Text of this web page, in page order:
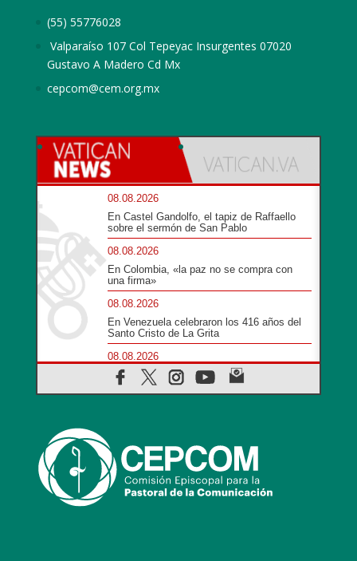
(55) 55776028
Valparaíso 107 Col Tepeyac Insurgentes 07020
Gustavo A Madero Cd Mx
cepcom@cem.org.mx
08.08.2026
En Castel Gandolfo, el tapiz de Raffaello
sobre el sermón de San Pablo
08.08.2026
En Colombia, «la paz no se compra con
una firma»
08.08.2026
En Venezuela celebraron los 416 años del
Santo Cristo de La Grita
08.08.2026
El Papa: en Santa Ágata contemplamos la
victoria del amor sobre la muerte
07.08.2026
Filipinas: el Vicariato Apostólico de Calapán
se convierte en diócesis